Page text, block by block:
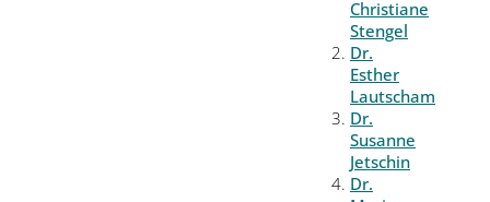
Christiane
Stengel
Dr.
Esther
Lautscham
Dr.
Susanne
Jetschin
Dr.